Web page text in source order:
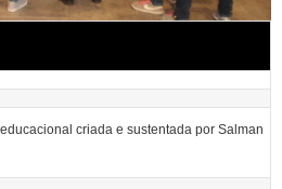
criada e sustentada por Salman